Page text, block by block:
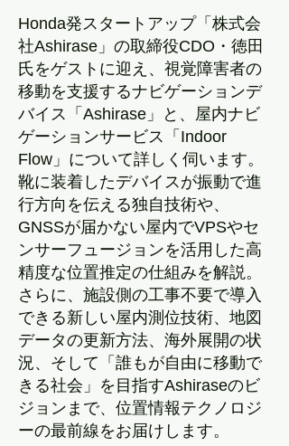
Honda発スタートアップ「株式会
社Ashirase」の取締役CDO・徳田
氏をゲストに迎え、視覚障害者の
移動を支援するナビゲーションデ
バイス「Ashirase」と、屋内ナビ
ゲーションサービス「Indoor
Flow」について詳しく伺います。
靴に装着したデバイスが振動で進
行方向を伝える独自技術や、
GNSSが届かない屋内でVPSやセ
ンサーフュージョンを活用した高
精度な位置推定の仕組みを解説。
さらに、施設側の工事不要で導入
できる新しい屋内測位技術、地図
データの更新方法、海外展開の状
況、そして「誰もが自由に移動で
きる社会」を目指すAshiraseのビ
ジョンまで、位置情報テクノロジ
ーの最前線をお届けします。